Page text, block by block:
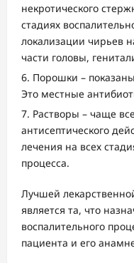
некротического
стадиях
локализации чирьев
части головы,
Порошки –
Это местные
Растворы – чаще
антисептического
лечения на всех
процесса.
Лучшей
является та, что
воспалительного
пациента и его